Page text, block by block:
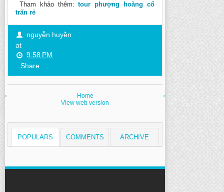
Tham khảo thêm:tour phượng hoàng cổ
trấn rẻ
nguyễn huyền
at
9:58 PM
Share
‹ ›
Home
View web version
POPULARS COMMENTS ARCHIVE